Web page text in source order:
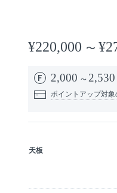
¥220,000
2,000 2,530
ポイントアップ対
天板